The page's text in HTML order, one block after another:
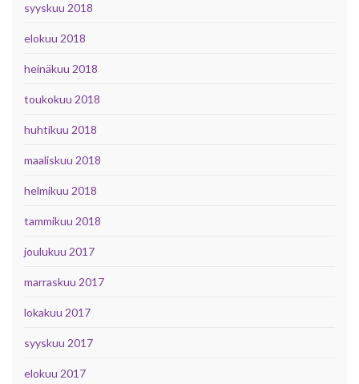
syyskuu 2018
elokuu 2018
heinäkuu 2018
toukokuu 2018
huhtikuu 2018
maaliskuu 2018
helmikuu 2018
tammikuu 2018
joulukuu 2017
marraskuu 2017
lokakuu 2017
syyskuu 2017
elokuu 2017